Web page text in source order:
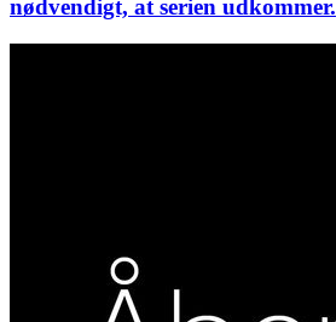
nødvendigt, at serien udkommer.